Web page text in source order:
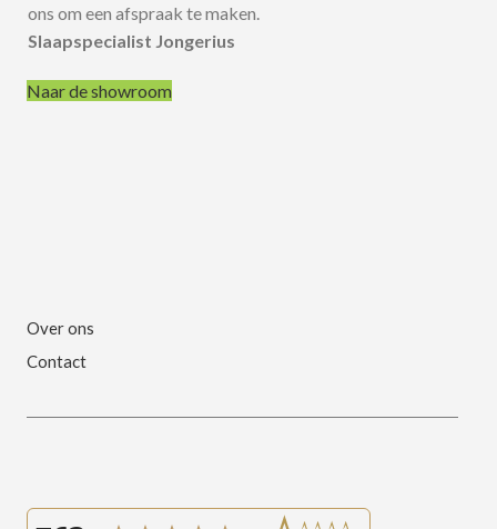
ons om een afspraak te maken.
Slaapspecialist Jongerius
Naar de showroom
Over ons
Contact